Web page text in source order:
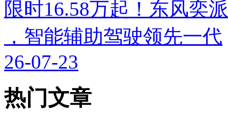
限时16.58万起！东风奕
，智能辅助驾驶领先一代
26-07-23
热门文章